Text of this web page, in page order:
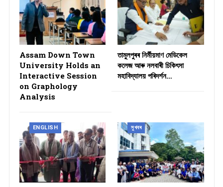
Assam Down Town
University Holds an
Interactive Session
on Graphology
Analysis
তামুলপুৰৰ নিৰ্মীয়মাণ মেডিকেল
কলেজ আৰু নলবাৰী চিকিৎসা
মহাবিদ্যালয় পৰিদৰ্শন…
ENGLISH সুখবৰ